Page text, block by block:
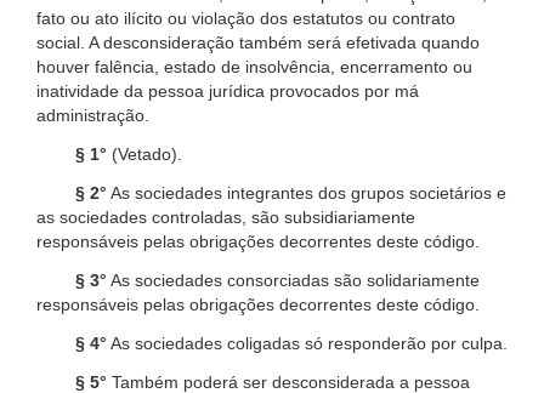
fato ou ato ilícito ou violação dos estatutos ou contrato
social. A desconsideração também será efetivada quando
houver falência, estado de insolvência, encerramento ou
inatividade da pessoa jurídica provocados por má
administração.
§ 1° (Vetado).
§ 2° As sociedades integrantes dos grupos societários e
as sociedades controladas, são subsidiariamente
responsáveis pelas obrigações decorrentes deste código.
§ 3° As sociedades consorciadas são solidariamente
responsáveis pelas obrigações decorrentes deste código.
§ 4° As sociedades coligadas só responderão por culpa.
§ 5° Também poderá ser desconsiderada a pessoa